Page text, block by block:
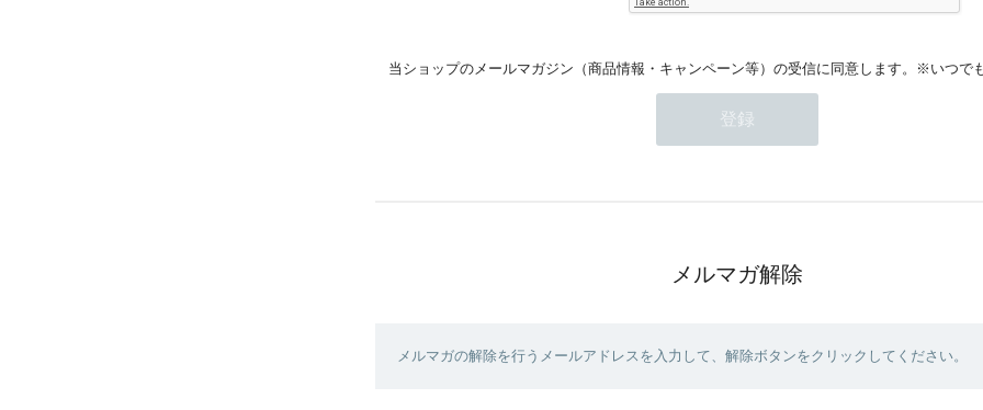
当ショップのメールマガジン（商品情報・キャンペーン等）の受信に同意します。※いつで
メルマガ解除
メルマガの解除を行うメールアドレスを入力して、解除ボタンをクリックしてください。